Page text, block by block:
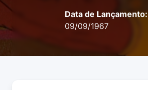
Data de Lançamento:
09/09/1967